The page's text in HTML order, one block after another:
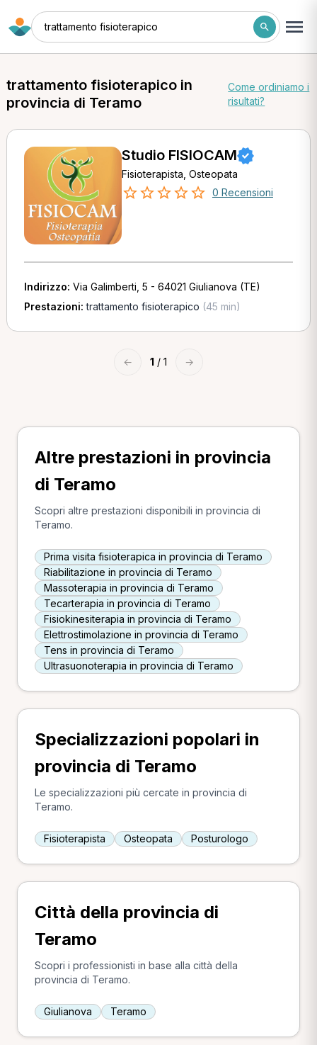
trattamento fisioterapico
trattamento fisioterapico in
provincia di Teramo
Come ordiniamo i
risultati?
Studio FISIOCAM
Fisioterapista, Osteopata
0 Recensioni
Indirizzo: Via Galimberti, 5 - 64021 Giulianova (TE)
Prestazioni:trattamento fisioterapico (45 min)
← 1 / 1 →
Altre prestazioni in provincia
di Teramo
Scopri altre prestazioni disponibili in provincia di
Teramo.
Prima visita fisioterapica in provincia di Teramo
Riabilitazione in provincia di Teramo
Massoterapia in provincia di Teramo
Tecarterapia in provincia di Teramo
Fisiokinesiterapia in provincia di Teramo
Elettrostimolazione in provincia di Teramo
Tens in provincia di Teramo
Ultrasuonoterapia in provincia di Teramo
Specializzazioni popolari in
provincia di Teramo
Le specializzazioni più cercate in provincia di
Teramo.
Fisioterapista Osteopata Posturologo
Città della provincia di
Teramo
Scopri i professionisti in base alla città della
provincia di Teramo.
Giulianova Teramo